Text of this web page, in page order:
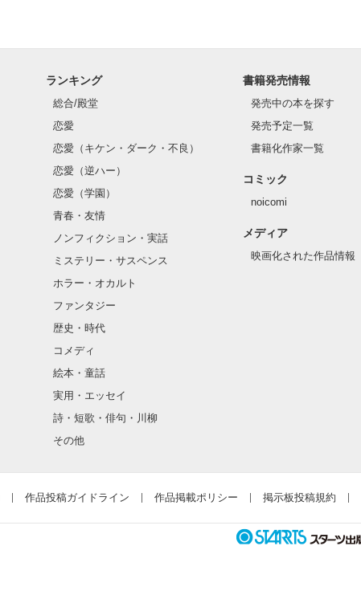
曇りのない瞳が語る言葉に
力強いその腕に
救われた
信じたいのに信じられないと嘆く私に
それでもいいと 許す彼
熱くて甘い
太陽に溶かされて
作品を読む
ランキング
総合/殿堂
恋愛
恋愛（キケン・ダーク・不良）
恋愛（逆ハー）
恋愛（学園）
青春・友情
ノンフィクション・実話
ミステリー・サスペンス
ホラー・オカルト
ファンタジー
歴史・時代
コメディ
絵本・童話
実用・エッセイ
詩・短歌・俳句・川柳
その他
書籍発売情報
発売中の本を探す
発売予定一覧
書籍化作家一覧
コミック
noicomi
メディア
映画化された作品情報
作品投稿ガイドライン 作品掲載ポリシー 掲示板投稿規約